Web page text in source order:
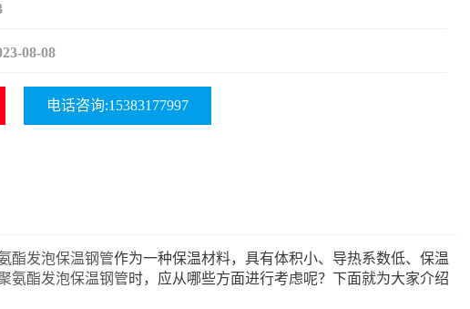
08-08
电话咨询:15383177997
酯发泡保温钢管作为一种保温材料，具有体积小、导热系数低、保温
氨酯发泡保温钢管时，应从哪些方面进行考虑呢？下面就为大家介绍